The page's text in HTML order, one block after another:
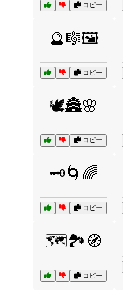
コピー
🔮🎼🖼️
コピー
🕊️🏯🌸
コピー
🗝️🌀🌈
コピー
🗺️🏞️🧭
コピー